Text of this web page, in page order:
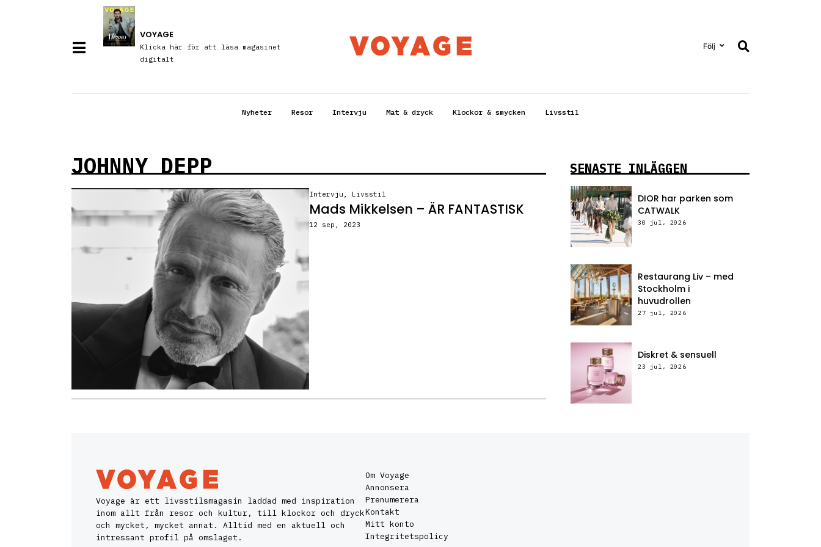
VOYAGE
Klicka här för att läsa magasinet
digitalt
Följ
Nyheter Resor Intervju Mat & dryck Klockor & smycken Livsstil
JOHNNY DEPP
Intervju , Livsstil
Mads Mikkelsen – ÄR FANTASTISK
12 sep, 2023
SENASTE INLÄGGEN
DIOR har parken som
CATWALK
30 jul, 2026
Restaurang Liv – med
Stockholm i
huvudrollen
27 jul, 2026
Diskret & sensuell
23 jul, 2026
Voyage är ett livsstilsmagasin laddad med inspiration
inom allt från resor och kultur, till klockor och dryck
och mycket, mycket annat. Alltid med en aktuell och
intressant profil på omslaget.
Om Voyage
Annonsera
Prenumerera
Kontakt
Mitt konto
Integritetspolicy